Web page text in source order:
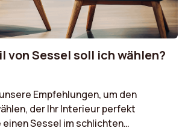
von Sessel soll ich wählen?
Empfehlungen, um den
der Ihr Interieur perfekt
einen Sessel im schlichten